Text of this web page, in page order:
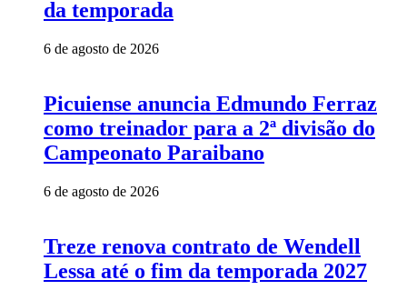
da temporada
6 de agosto de 2026
Picuiense anuncia Edmundo Ferraz
como treinador para a 2ª divisão do
Campeonato Paraibano
6 de agosto de 2026
Treze renova contrato de Wendell
Lessa até o fim da temporada 2027